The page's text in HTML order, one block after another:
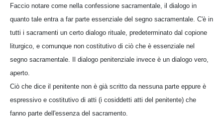
Faccio notare come nella confessione sacramentale, il dialogo in
quanto tale entra a far parte essenziale del segno sacramentale. C'è in
tutti i sacramenti un certo dialogo rituale, predeterminato dal copione
liturgico, e comunque non costitutivo di ciò che è essenziale nel
segno sacramentale. Il dialogo penitenziale invece è un dialogo vero,
aperto.
Ciò che dice il penitente non è già scritto da nessuna parte eppure è
espressivo e costitutivo di atti (i cosiddetti atti del penitente) che
fanno parte dell'essenza del sacramento.